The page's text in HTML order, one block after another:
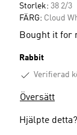
Storlek: 38 2/3
FÄRG: Cloud
Bought it for
Rabbit
Verifierad
Översätt
Hjälpte detta?